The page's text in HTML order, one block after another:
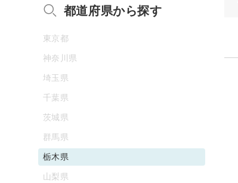
都道府県から探す
東京都
神奈川県
埼玉県
千葉県
茨城県
群馬県
栃木県
山梨県